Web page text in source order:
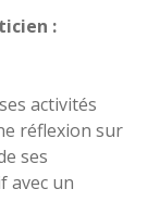
:
activités
réflexion sur
ses
avec un